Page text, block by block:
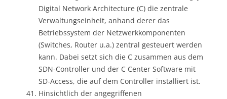
Digital Network Architecture (C) die zentrale
Verwaltungseinheit, anhand derer das
Betriebssystem der Netzwerkkomponenten
(Switches, Router u.a.) zentral gesteuert werden
kann. Dabei setzt sich die C zusammen aus dem
SDN-Controller und der C Center Software mit
SD-Access, die auf dem Controller installiert ist.
Hinsichtlich der angegriffenen